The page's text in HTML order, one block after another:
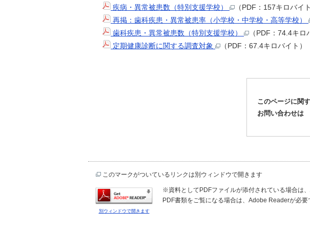
疾病・異常被患数（特別支援学校）
（PDF：157キロバイト
再掲：歯科疾患・異常被患率（小学校・中学校・高等学校）
歯科疾患・異常被患数（特別支援学校）
（PDF：74.4キロ
定期健康診断に関する調査対象
（PDF：67.4キロバイト）
このページに関
お問い合わせは
このマークがついているリンクは別ウィンドウで開きます
別ウィンドウで開きます
※資料としてPDFファイルが添付されている場合は
PDF書類をご覧になる場合は、Adobe Readerが必